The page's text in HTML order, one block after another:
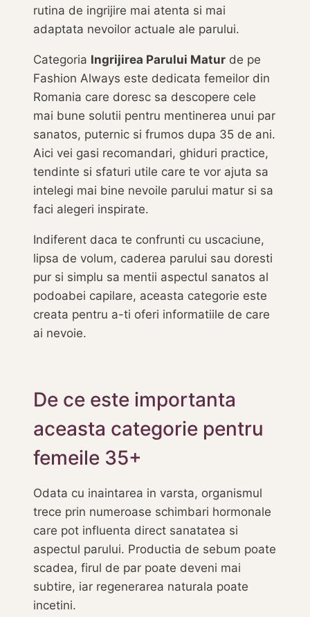
rutina de ingrijire mai atenta si mai
adaptata nevoilor actuale ale parului.
Categoria Ingrijirea Parului Matur de pe
Fashion Always este dedicata femeilor din
Romania care doresc sa descopere cele
mai bune solutii pentru mentinerea unui par
sanatos, puternic si frumos dupa 35 de ani.
Aici vei gasi recomandari, ghiduri practice,
tendinte si sfaturi utile care te vor ajuta sa
intelegi mai bine nevoile parului matur si sa
faci alegeri inspirate.
Indiferent daca te confrunti cu uscaciune,
lipsa de volum, caderea parului sau doresti
pur si simplu sa mentii aspectul sanatos al
podoabei capilare, aceasta categorie este
creata pentru a-ti oferi informatiile de care
ai nevoie.
De ce este importanta
aceasta categorie pentru
femeile 35+
Odata cu inaintarea in varsta, organismul
trece prin numeroase schimbari hormonale
care pot influenta direct sanatatea si
aspectul parului. Productia de sebum poate
scadea, firul de par poate deveni mai
subtire, iar regenerarea naturala poate
incetini.